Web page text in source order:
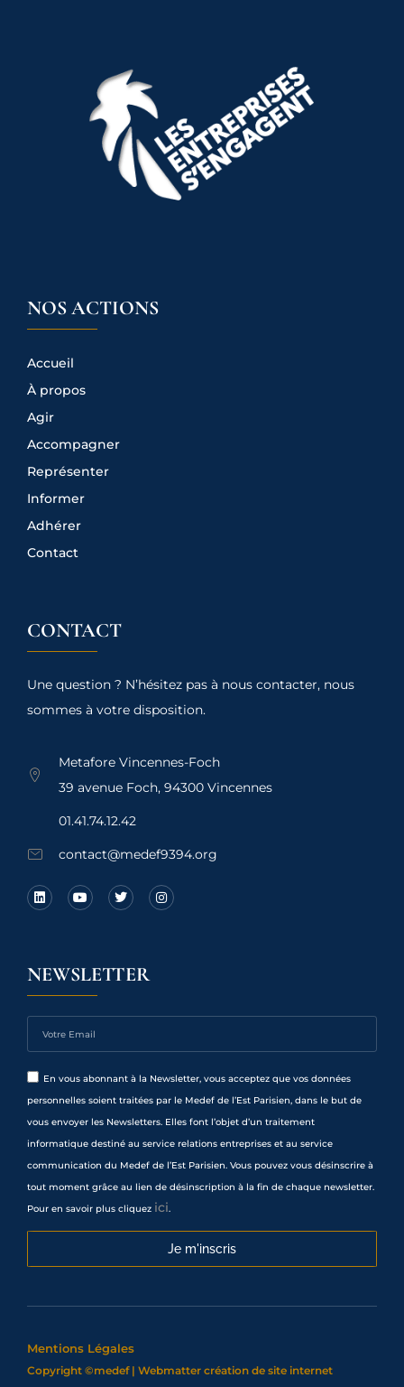
NOS ACTIONS
Accueil
À propos
Agir
Accompagner
Représenter
Informer
Adhérer
Contact
CONTACT
Une question ? N’hésitez pas à nous contacter, nous
sommes à votre disposition.
Metafore Vincennes-Foch
39 avenue Foch, 94300 Vincennes
01.41.74.12.42
contact@medef9394.org
NEWSLETTER
En vous abonnant à la Newsletter, vous acceptez que vos données
personnelles soient traitées par le Medef de l’Est Parisien, dans le but de
vous envoyer les Newsletters. Elles font l’objet d’un traitement
informatique destiné au service relations entreprises et au service
communication du Medef de l’Est Parisien. Vous pouvez vous désinscrire à
tout moment grâce au lien de désinscription à la fin de chaque newsletter.
Pour en savoir plus cliquez ici.
Je m'inscris
Mentions Légales
Copyright ©medef | Webmatter création de site internet